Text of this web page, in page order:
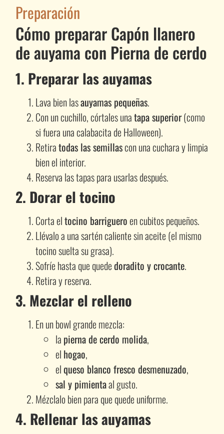
Preparación
Cómo preparar Capón llanero
de auyama con Pierna de cerdo
1. Preparar las auyamas
Lava bien lasauyamas pequeñas.
Con un cuchillo, córtales unatapa superior(como
si fuera una calabacita de Halloween).
Retiratodas las semillascon una cuchara y limpia
bien el interior.
Reserva las tapas para usarlas después.
2. Dorar el tocino
Corta eltocino barriguero en cubitos pequeños.
Llévalo a una sartén caliente sin aceite (el mismo
tocino suelta su grasa).
Sofríe hasta que quededoradito y crocante.
Retira y reserva.
3. Mezclar el relleno
En un bowl grande mezcla:
la pierna de cerdo molida,
el hogao,
elqueso blanco fresco desmenuzado,
sal y pimientaal gusto.
Mézclalo bien para que quede uniforme.
4. Rellenar las auyamas